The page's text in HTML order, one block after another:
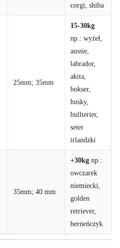
corgi, shiba
25mm; 35mm
15-30kg
np.: wyżeł,
aussie,
labrador,
akita,
bokser,
husky,
bullterier,
seter
irlandzki
35mm; 40 mm
+30kg np.:
owczarek
niemiecki,
golden
retriever,
berneńczyk